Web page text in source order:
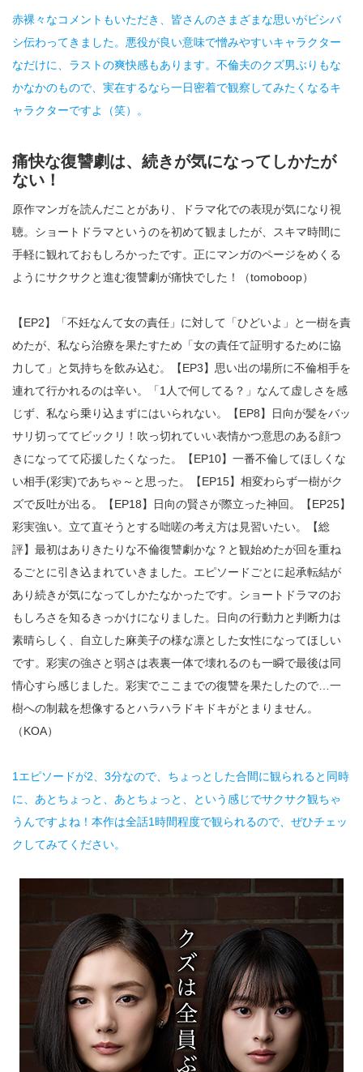
赤裸々なコメントもいただき、皆さんのさまざまな思いがビシバ
シ伝わってきました。悪役が良い意味で憎みやすいキャラクター
なだけに、ラストの爽快感もあります。不倫夫のクズ男ぶりもな
かなかのもので、実在するなら一日密着で観察してみたくなるキ
ャラクターですよ（笑）。
痛快な復讐劇は、続きが気になってしかたが
ない！
原作マンガを読んだことがあり、ドラマ化での表現が気になり視
聴。ショートドラマというのを初めて観ましたが、スキマ時間に
手軽に観れておもしろかったです。正にマンガのページをめくる
ようにサクサクと進む復讐劇が痛快でした！（tomoboop）
【EP2】「不妊なんて女の責任」に対して「ひどいよ」と一樹を責
めたが、私なら治療を果たすため「女の責任て証明するために協
力して」と気持ちを飲み込む。【EP3】思い出の場所に不倫相手を
連れて行かれるのは辛い。「1人で何してる？」なんて虚しさを感
じず、私なら乗り込まずにはいられない。【EP8】日向が髪をバッ
サリ切っててビックリ！吹っ切れていい表情かつ意思のある顔つ
きになってて応援したくなった。【EP10】一番不倫してほしくな
い相手(彩実)であちゃ～と思った。【EP15】相変わらず一樹がク
ズで反吐が出る。【EP18】日向の賢さが際立った神回。【EP25】
彩実強い。立て直そうとする咄嗟の考え方は見習いたい。【総
評】最初はありきたりな不倫復讐劇かな？と観始めたが回を重ね
るごとに引き込まれていきました。エピソードごとに起承転結が
あり続きが気になってしかたなかったです。ショートドラマのお
もしろさを知るきっかけになりました。日向の行動力と判断力は
素晴らしく、自立した麻美子の様な凛とした女性になってほしい
です。彩実の強さと弱さは表裏一体で壊れるのも一瞬で最後は同
情心すら感じました。彩実でここまでの復讐を果たしたので…一
樹への制裁を想像するとハラハラドキドキがとまりません。
（KOA）
1エピソードが2、3分なので、ちょっとした合間に観られると同時
に、あとちょっと、あとちょっと、という感じでサクサク観ちゃ
うんですよね！本作は全話1時間程度で観られるので、ぜひチェッ
クしてみてください。